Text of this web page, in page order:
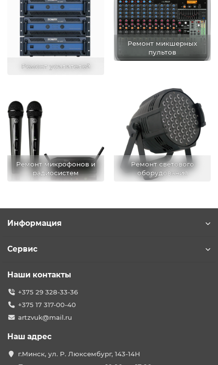
Ремонт усилителей
Ремонт микшерных
пультов
Ремонт микрофонов и
радиосистем
Ремонт светового
оборудования
Информация
Сервис
Наши контакты
+375 29 328-33-36
+375 17 317-00-40
artzvuk@mail.ru
Наш адрес
г.Минск, ул. Р. Люксембург, 143-14Н